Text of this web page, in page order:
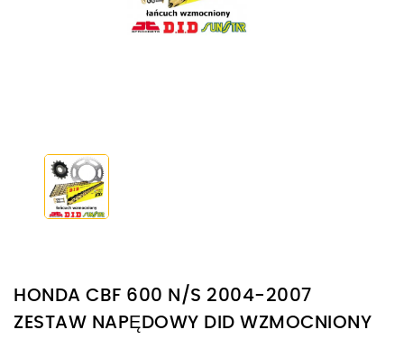
HONDA CBF 600 N/S 2004-2007
ZESTAW NAPĘDOWY DID WZMOCNIONY